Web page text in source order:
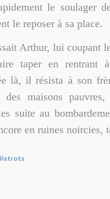
le soulager
le reposer à sa place.
Arthur, lui coupant
taper en rentrant
là, il résista à son
maisons pauvres,
suite au
en ruines noircies,